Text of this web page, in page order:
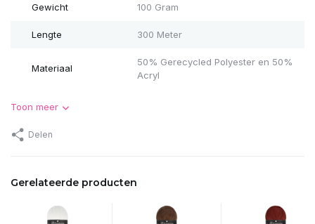
Gewicht 100 Gram
Lengte 300 Meter
Materiaal
50% Gerecycled Polyester en 50%
Acryl
Toon meer
Delen
Gerelateerde producten